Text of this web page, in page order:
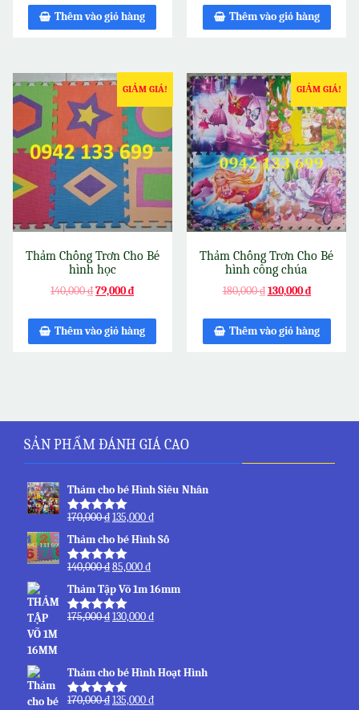
Thêm vào giỏ hàng Thêm vào giỏ hàng
GIẢM GIÁ!
Thảm Chống Trơn Cho Bé
hình học
140,000₫79,000₫
Thêm vào giỏ hàng
GIẢM GIÁ!
Thảm Chống Trơn Cho Bé
hình công chúa
180,000₫130,000₫
Thêm vào giỏ hàng
SẢN PHẨM ĐÁNH GIÁ CAO
Thảm cho bé Hình Siêu Nhân
Được xếp
sao
170,000₫135,000₫
Thảm cho bé Hình Số
Được xếp
sao
140,000₫85,000₫
Thảm Tập Võ 1m 16mm
Được xếp
175,000₫130,000₫
Thảm cho bé Hình Hoạt Hình
Được xếp
170,000₫135,000₫